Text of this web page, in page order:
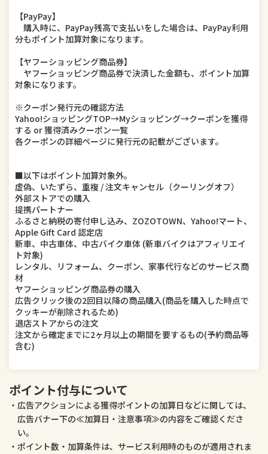
【PayPay】
購入時に、PayPay残高で支払いをした場合は、PayPay利用
分もポイント加算対象になります。
【ヤフーショッピング商品券】
ヤフーショッピング商品券で決済した金額も、ポイント加算
対象になります。
※クーポン発行元の確認方法
Yahoo!ショッピングTOP→Myショッピング→クーポンを獲得
する or 獲得済みクーポン一覧
各クーポンの詳細ページに発行元の記載がございます。
■以下はポイント加算対象外。
虚偽、いたずら、重複 / 注文キャンセル（クーリングオフ）
外部ストアでの購入
提携パートナー
ふるさと納税の寄付申し込み、ZOZOTOWN、Yahoo!マート、
Apple Gift Card 認定店
新車、中古車体、中古バイク車体 (新車バイクはアフィリエイ
ト対象)
レンタル、リフォーム、クーポン、家事代行などのサービス商
材
ヤフーショッピング商品券の購入
広告クリック後の2回目以降の商品購入(商品を購入した時点で
クッキーが削除されるため)
退店ストアからの注文
注文から確定までに2ヶ月以上の期間を要するもの(予約商品等
含む)
ポイント付与について
広告アクションによる獲得ポイントの加算日などに関しては、
広告バナー下の≪加算日・注意事項≫の内容をご確認くださ
い。
ポイント数・加算条件は、サービス利用時のものが適用されま